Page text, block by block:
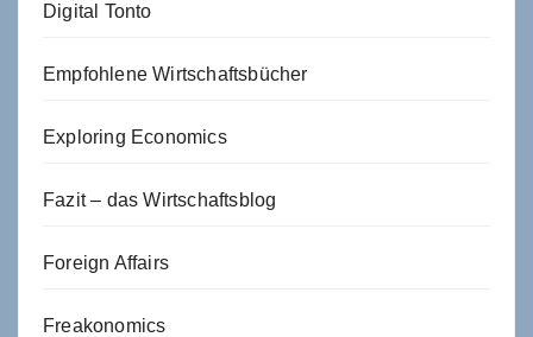
Digital Tonto
Empfohlene Wirtschaftsbücher
Exploring Economics
Fazit – das Wirtschaftsblog
Foreign Affairs
Freakonomics